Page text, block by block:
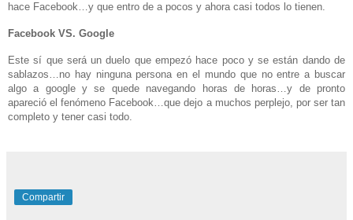
hace Facebook…y que entro de a pocos y ahora casi todos lo tienen.
Facebook VS. Google
Este sí que será un duelo que empezó hace poco y se están dando de
sablazos…no hay ninguna persona en el mundo que no entre a buscar
algo a google y se quede navegando horas de horas…y de pronto
apareció el fenómeno Facebook…que dejo a muchos perplejo, por ser tan
completo y tener casi todo.
Compartir